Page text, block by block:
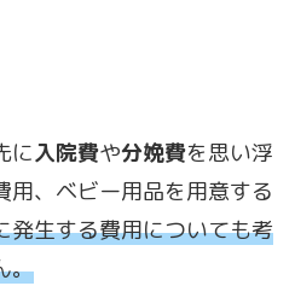
に入院費や分娩費を思い浮
用、ベビー用品を用意する
発生する費用についても考
。